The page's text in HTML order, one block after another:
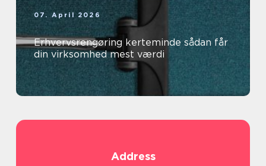
07. April 2026
Erhvervsrengøring kerteminde sådan får
din virksomhed mest værdi
Address